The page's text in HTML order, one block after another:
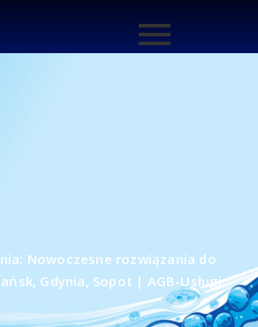
Nowoczesne rozwiązania do
Gdynia, Sopot | AGB-Usługi